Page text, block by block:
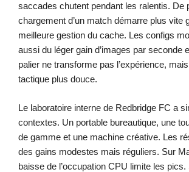
saccades chutent pendant les ralentis. De
chargement d’un match démarre plus vite
meilleure gestion du cache. Les configs
aussi du léger gain d’images par seconde
palier ne transforme pas l’expérience,
tactique plus douce.
Le laboratoire interne de Redbridge FC a
contextes. Un portable bureautique, une
de gamme et une machine créative. Les
des gains modestes mais réguliers. Sur
baisse de l’occupation CPU limite les pics.